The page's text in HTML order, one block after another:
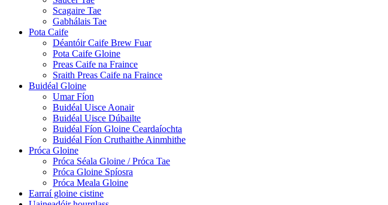
Scagaire Tae
Gabhálais Tae
Pota Caife
Déantóir Caife Brew Fuar
Pota Caife Gloine
Preas Caife na Fraince
Sraith Preas Caife na Fraince
Buidéal Gloine
Umar Fíon
Buidéal Uisce Aonair
Buidéal Uisce Dúbailte
Buidéal Fíon Gloine Ceardaíochta
Buidéal Fíon Cruthaithe Ainmhithe
Próca Gloine
Próca Séala Gloine / Próca Tae
Próca Gloine Spíosra
Próca Meala Gloine
Earraí gloine cistine